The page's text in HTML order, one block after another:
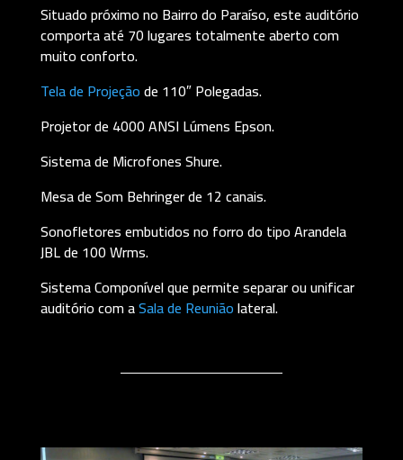
Situado próximo no Bairro do Paraíso, este auditório
comporta até 70 lugares totalmente aberto com
muito conforto.
Tela de Projeçãode 110″ Polegadas.
Projetor de 4000 ANSI Lúmens Epson.
Sistema de Microfones Shure.
Mesa de Som Behringer de 12 canais.
Sonofletores embutidos no forro do tipo Arandela
JBL de 100 Wrms.
Sistema Componível que permite separar ou unificar
auditório com aSala de Reuniãolateral.